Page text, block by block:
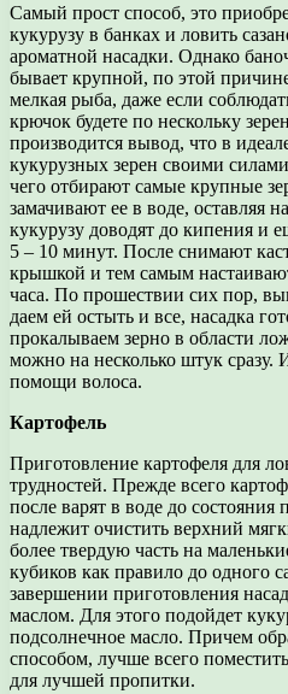
Самый прост способ, это
кукурузу в банках и ловить
ароматной насадки. Однако
бывает крупной, по этой
мелкая рыба, даже если
крючок будете по нескольку
производится вывод, что в
кукурузных зерен своими
чего отбирают самые крупные
замачивают ее в воде, оставляя
кукурузу доводят до кипения и
5 – 10 минут. После снимают
крышкой и тем самым
часа. По прошествии сих пор,
даем ей остыть и все, насадка
прокалываем зерно в области
можно на несколько штук
помощи волоса.
Картофель
Приготовление картофеля для
трудностей. Прежде всего
после варят в воде до состояния
надлежит очистить верхний
более твердую часть на
кубиков как правило до одного
завершении приготовления
маслом. Для этого подойдет
подсолнечное масло. Причем
способом, лучше всего
для лучшей пропитки.